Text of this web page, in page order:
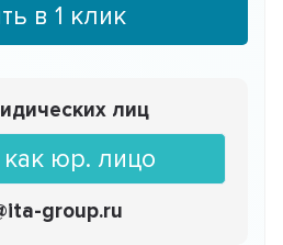
в 1 клик
лиц
как юр. лицо
group.ru